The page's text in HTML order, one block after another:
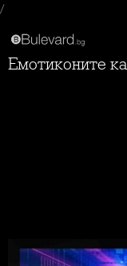
/
Емотиконите